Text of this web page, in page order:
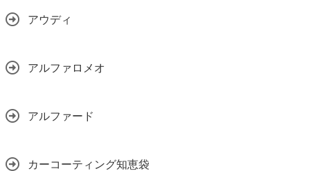
アウディ
アルファロメオ
アルファード
カーコーティング知恵袋